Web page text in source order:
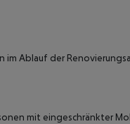
im Ablauf der
mit eingeschränkter